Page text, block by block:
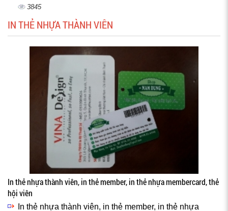
3845
IN THẺ NHỰA THÀNH VIÊN
In thẻ nhựa thành viên, in thẻ member, in thẻ nhựa membercard, thẻ
hội viên
In thẻ nhựa thành viên, in thẻ member, in thẻ nhựa